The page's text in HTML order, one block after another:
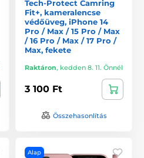
Tech-Protect Camring
Fit+, kameralencse
védőüveg, iPhone 14
Pro / Max / 15 Pro / Max
/ 16 Pro / Max / 17 Pro /
Max, fekete
Raktáron, kedden 8. 11. Önnél
3 100 Ft
Összehasonlítás
Alap